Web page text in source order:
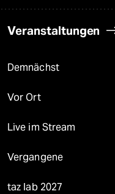
Veranstaltungen
Demnächst
Vor Ort
Live im Stream
Vergangene
taz lab 2027